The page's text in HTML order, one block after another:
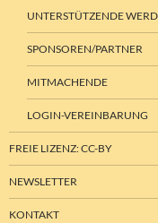
UNTERSTÜTZENDE
SPONSOREN/PARTNER
MITMACHENDE
LOGIN-VEREINBARUNG
FREIE LIZENZ: CC-BY
NEWSLETTER
KONTAKT